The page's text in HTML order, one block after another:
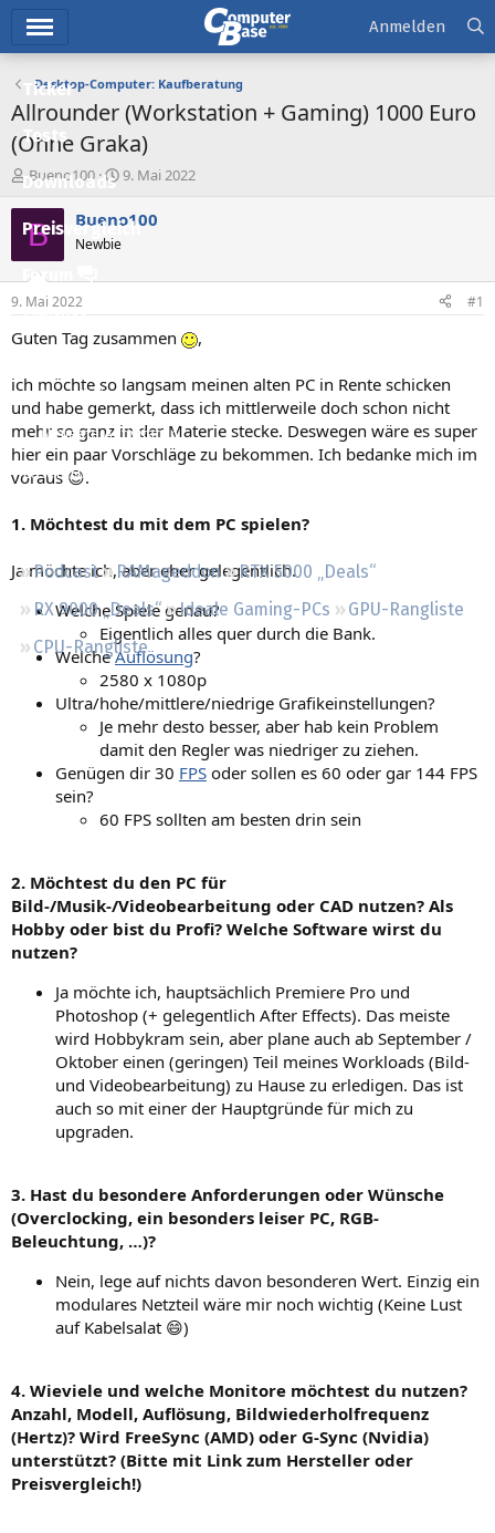
Ticker
Tests
Downloads
Preisvergleich
Forum
Aktuelles
Neue Beiträge
Neueste Aktivitäten
Leserartikel
Podcast RAMageddon
RTX 5000 „Deals“
RX 9000 „Deals“
Ideale Gaming-PCs
GPU-Rangliste
CPU-Rangliste
Anmelden
Desktop-Computer: Kaufberatung
Allrounder (Workstation + Gaming) 1000 Euro
(Ohne Graka)
E
r
s
t
l
e
r
Bueno100
E
s
t
a
9. Mai 2022
B Bueno100
Newbie
9. Mai 2022 #1
Guten Tag zusammen ,
ich möchte so langsam meinen alten PC in Rente schicken
und habe gemerkt, dass ich mittlerweile doch schon nicht
mehr so ganz in der Materie stecke. Deswegen wäre es super
hier ein paar Vorschläge zu bekommen. Ich bedanke mich im
voraus 😊.
1. Möchtest du mit dem PC spielen?
Ja möchte ich, aber eher gelegentlich.
Welche Spiele genau?
Eigentlich alles quer durch die Bank.
WelcheAuflösung?
2580 x 1080p
Ultra/hohe/mittlere/niedrige Grafikeinstellungen?
Je mehr desto besser, aber hab kein Problem
damit den Regler was niedriger zu ziehen.
Genügen dir 30 FPS oder sollen es 60 oder gar 144 FPS
sein?
60 FPS sollten am besten drin sein
2. Möchtest du den PC für
Bild-/Musik-/Videobearbeitung oder CAD nutzen? Als
Hobby oder bist du Profi? Welche Software wirst du
nutzen?
Ja möchte ich, hauptsächlich Premiere Pro und
Photoshop (+ gelegentlich After Effects). Das meiste
wird Hobbykram sein, aber plane auch ab September /
Oktober einen (geringen) Teil meines Workloads (Bild-
und Videobearbeitung) zu Hause zu erledigen. Das ist
auch so mit einer der Hauptgründe für mich zu
upgraden.
3. Hast du besondere Anforderungen oder Wünsche
(Overclocking, ein besonders leiser PC, RGB-
Beleuchtung, …)?
Nein, lege auf nichts davon besonderen Wert. Einzig ein
modulares Netzteil wäre mir noch wichtig (Keine Lust
auf Kabelsalat 😄)
4. Wieviele und welche Monitore möchtest du nutzen?
Anzahl, Modell, Auflösung, Bildwiederholfrequenz
(Hertz)? Wird FreeSync (AMD) oder G-Sync (Nvidia)
unterstützt? (Bitte mit Link zum Hersteller oder
Preisvergleich!)